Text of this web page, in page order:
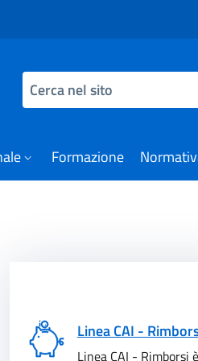
Cerca nel sito
Formazione
Linea CAI -
Linea CAI - Rimborsi